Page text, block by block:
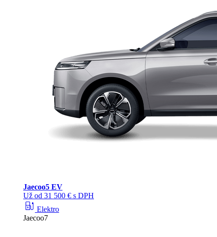
Jaecoo5 EV
Už od 31 500 € s DPH
ev_station Elektro
Jaecoo7